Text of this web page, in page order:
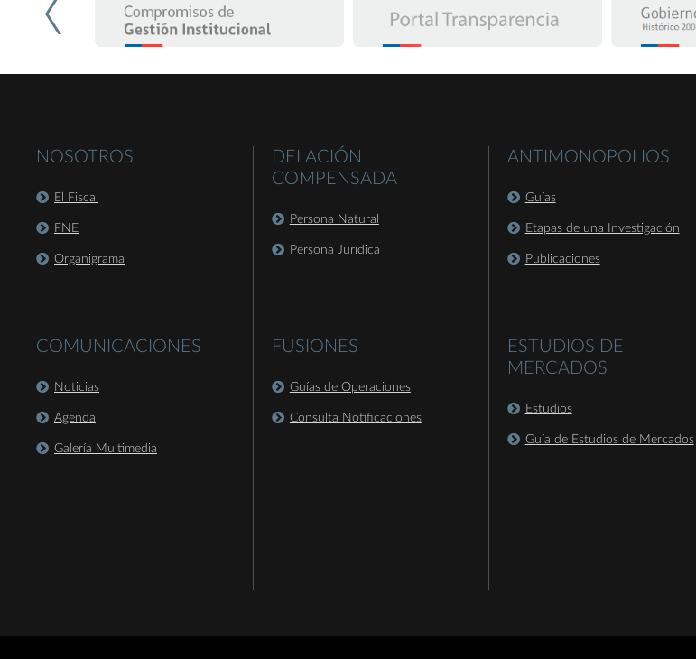
NOSOTROS
El Fiscal
FNE
Organigrama
COMUNICACIONES
Noticias
Agenda
Galería Multimedia
DELACIÓN
COMPENSADA
Persona Natural
Persona Jurídica
FUSIONES
Guías de Operaciones
Consulta Notificaciones
ANTIMONOPOLIOS
Guías
Etapas de una Investigación
Publicaciones
ESTUDIOS DE
MERCADOS
Estudios
Guía de Estudios de Mercados